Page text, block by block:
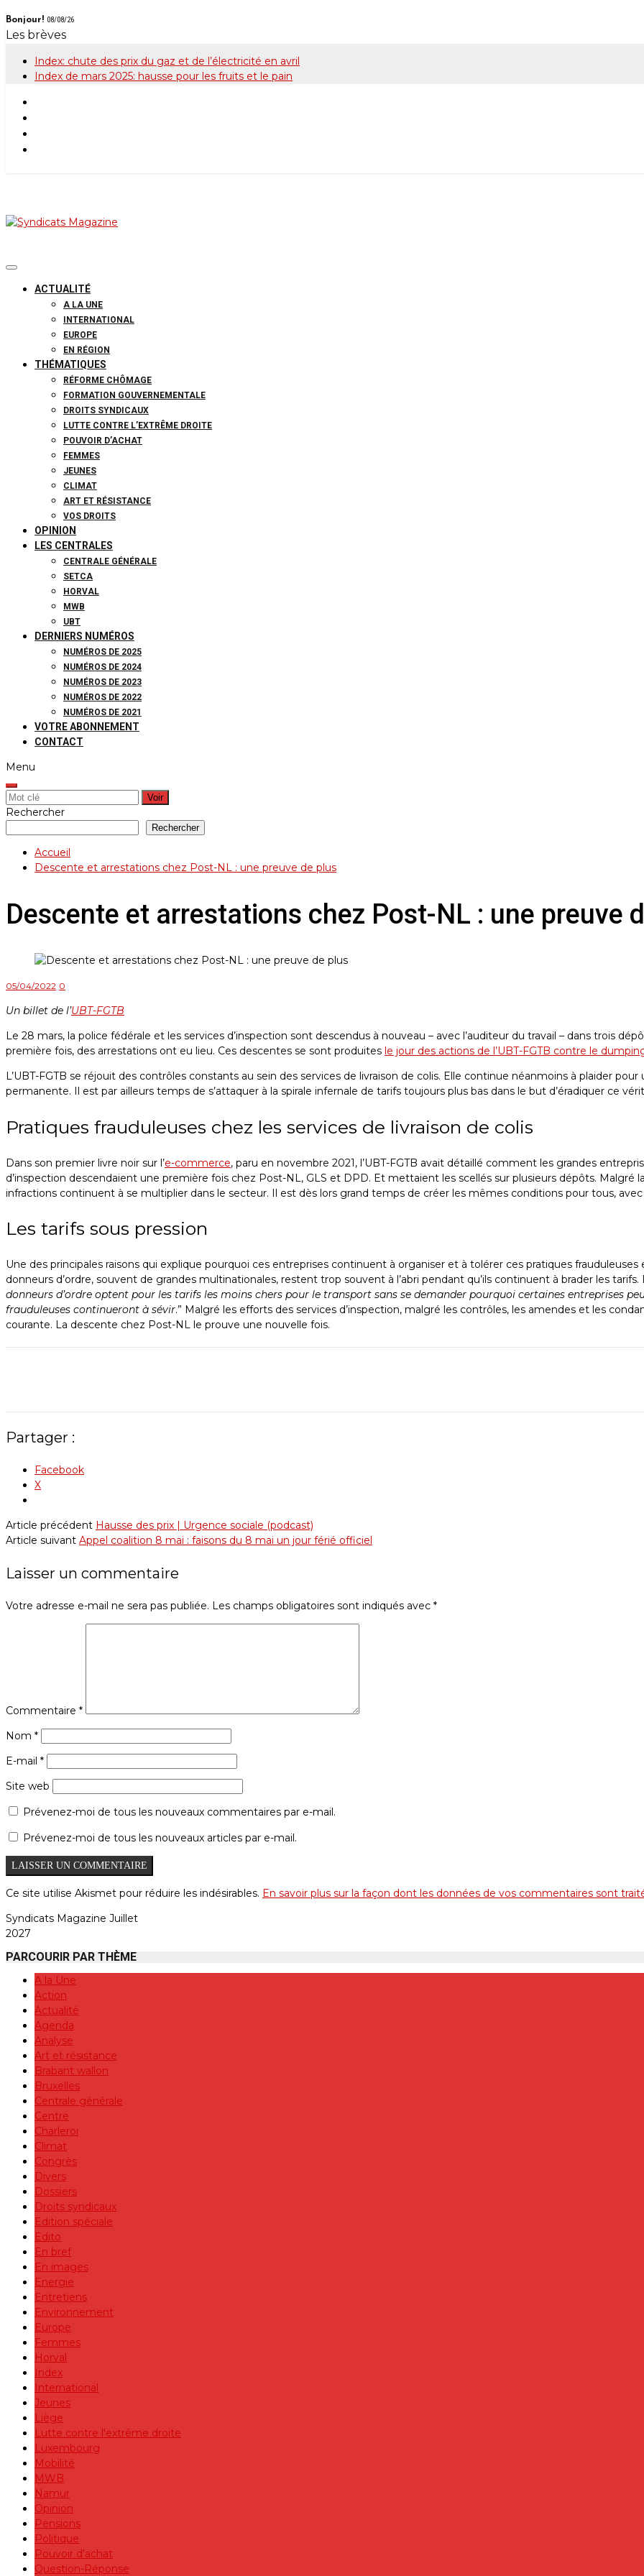
Skip
to
content
Bonjour! 08/08/26
Les brèves
Index: chute des prix du gaz et de l’électricité en avril
Index de mars 2025: hausse pour les fruits et le pain
ACTUALITÉ
A LA UNE
INTERNATIONAL
EUROPE
EN RÉGION
THÉMATIQUES
RÉFORME CHÔMAGE
FORMATION GOUVERNEMENTALE
DROITS SYNDICAUX
LUTTE CONTRE L’EXTRÊME DROITE
POUVOIR D’ACHAT
FEMMES
JEUNES
CLIMAT
ART ET RÉSISTANCE
VOS DROITS
OPINION
LES CENTRALES
CENTRALE GÉNÉRALE
SETCA
HORVAL
MWB
UBT
DERNIERS NUMÉROS
NUMÉROS DE 2025
NUMÉROS DE 2024
NUMÉROS DE 2023
NUMÉROS DE 2022
NUMÉROS DE 2021
VOTRE ABONNEMENT
CONTACT
Menu
Rechercher:
Rechercher
Rechercher
Accueil
Descente et arrestations chez Post-NL : une preuve de plus
Descente et arrestations chez Post-NL : une preuve
05/04/2022 0
Un billet de l’UBT-FGTB
Le 28 mars, la police fédérale et les services d’inspection sont descendus à nouveau – avec l’auditeur du travail – dans trois
première fois, des arrestations ont eu lieu. Ces descentes se sont produites le jour des actions de l’UBT-FGTB contre le
L’UBT-FGTB se réjouit des contrôles constants au sein des services de livraison de colis. Elle continue néanmoins à plaider
permanente. Il est par ailleurs temps de s’attaquer à la spirale infernale de tarifs toujours plus bas dans le but d’éradiquer ce
Pratiques frauduleuses chez les services de livraison de colis
Dans son premier livre noir sur l’e-commerce, paru en novembre 2021, l’UBT-FGTB avait détaillé comment les grandes
d’inspection descendaient une première fois chez Post-NL, GLS et DPD. Et mettaient les scellés sur plusieurs dépôts. Malgré
infractions continuent à se multiplier dans le secteur. Il est dès lors grand temps de créer les mêmes conditions pour tous,
Les tarifs sous pression
Une des principales raisons qui explique pourquoi ces entreprises continuent à organiser et à tolérer ces pratiques
donneurs d’ordre, souvent de grandes multinationales, restent trop souvent à l’abri pendant qu’ils continuent à brader les tarifs.
donneurs d’ordre optent pour les tarifs les moins chers pour le transport sans se demander pourquoi certaines entreprises
frauduleuses continueront à sévir.” Malgré les efforts des services d’inspection, malgré les contrôles, les amendes et les
courante. La descente chez Post-NL le prouve une nouvelle fois.
Partager :
Facebook
X
Article précédent Hausse des prix | Urgence sociale (podcast)
Article suivant Appel coalition 8 mai : faisons du 8 mai un jour férié officiel
Laisser un commentaire
Votre adresse e-mail ne sera pas publiée. Les champs obligatoires sont indiqués avec *
Commentaire *
Nom *
E-mail *
Site web
Prévenez-moi de tous les nouveaux commentaires par e-mail.
Prévenez-moi de tous les nouveaux articles par e-mail.
Ce site utilise Akismet pour réduire les indésirables. En savoir plus sur la façon dont les données de vos commentaires sont
Syndicats Magazine Juillet
2027
PARCOURIR PAR THÈME
A la Une
Action
Actualité
Agenda
Analyse
Art et résistance
Brabant wallon
Bruxelles
Centrale générale
Centre
Charleroi
Climat
Congrès
Divers
Dossiers
Droits syndicaux
Edition spéciale
Edito
En bref
En images
Energie
Entretiens
Environnement
Europe
Femmes
Horval
Index
International
Jeunes
Liège
Lutte contre l'extrême droite
Luxembourg
Mobilité
MWB
Namur
Opinion
Pensions
Politique
Pouvoir d'achat
Question-Réponse